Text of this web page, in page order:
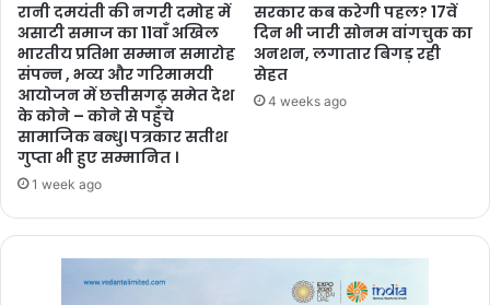
सुबह 08:04 बजे:कार
से होकर दिल्ली में दाखिल हुई।
सुबह 08:20 बजे:कारओखला इंडस्ट्रियल एरिया
पर देखी गई।
रानी दमयंती की नगरी दमोह में
असाटी समाज का 11वाँ अखिल
भारतीय प्रतिभा सम्मान समारोह
संपन्न , भव्य और गरिमामयी
आयोजन में छत्तीसगढ़ समेत देश
के कोने – कोने से पहुँचे
सामाजिक बन्धु। पत्रकार सतीश
गुप्ता भी हुए सम्मानित ।
1 week ago
सरकार कब करेगी पहल? 17वें
दिन भी जारी सोनम वांगचुक का
अनशन, लगातार बिगड़ रही
सेहत
4 weeks ago